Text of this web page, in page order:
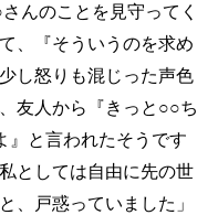
んのことを見守ってく
、『そういうのを求め
し怒りも混じった声色
友人から『きっと○○ち
』と言われたそうです
としては自由に先の世
、戸惑っていました」